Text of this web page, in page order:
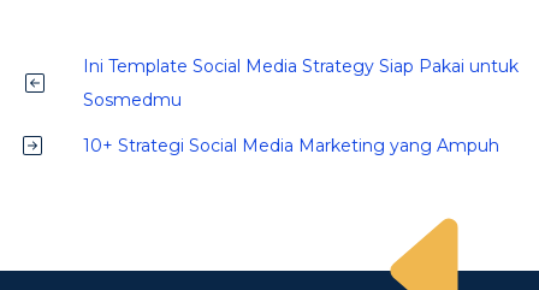
Ini Template Social Media Strategy Siap Pakai untuk
Sosmedmu
10+ Strategi Social Media Marketing yang Ampuh